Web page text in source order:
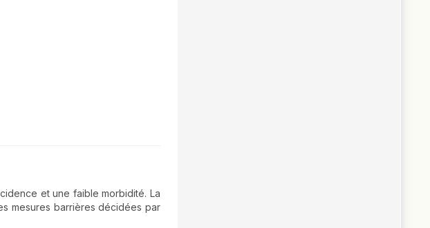
et une faible morbidité. La
mesures barrières décidées par